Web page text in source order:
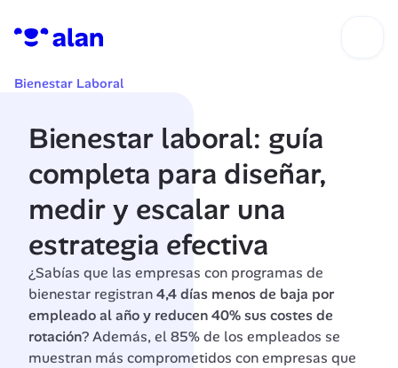
Bienestar Laboral
Bienestar laboral: guía
completa para diseñar,
medir y escalar una
estrategia efectiva
¿Sabías que las empresas con programas de
bienestar registran 4,4 días menos de baja por
empleado al año y reducen 40% sus costes de
rotación? Además, el 85% de los empleados se
muestran más comprometidos con empresas que